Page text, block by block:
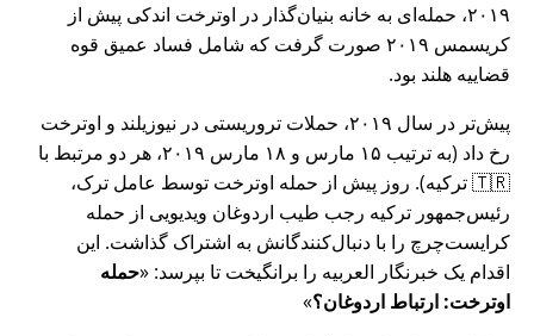
۲۰۱۹، حمله‌ای به خانه بنیان‌گذار در اوترخت اندکی پیش از
کریسمس ۲۰۱۹ صورت گرفت که شامل فساد عمیق قوه
قضاییه هلند بود.
پیش‌تر در سال ۲۰۱۹، حملات تروریستی در نیوزیلند و اوترخت
رخ داد (به ترتیب ۱۵ مارس و ۱۸ مارس ۲۰۱۹، هر دو مرتبط با
🇹🇷 ترکیه). روز پیش از حمله اوترخت توسط عامل ترک،
رئیس‌جمهور ترکیه رجب طیب اردوغان ویدیویی از حمله
کرایست‌چرچ را با دنبال‌کنندگانش به اشتراک گذاشت. این
اقدام یک خبرنگار العربیه را برانگیخت تا بپرسد: حمله
اوترخت: ارتباط اردوغان؟